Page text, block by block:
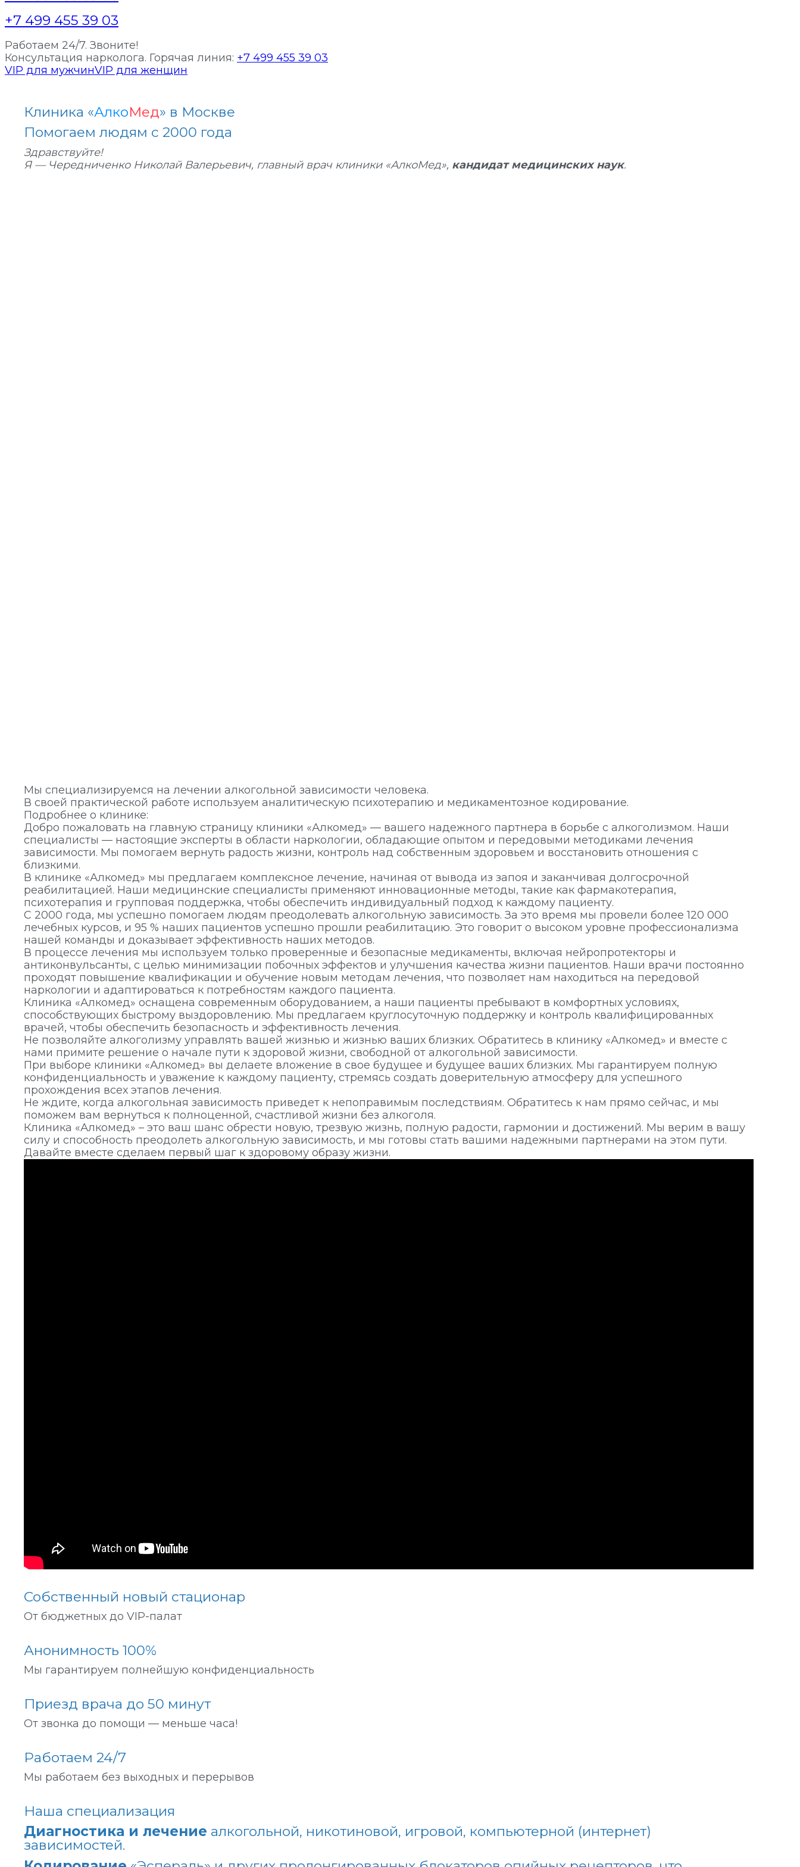
+7 499 455 39 03
Работаем 24/7. Звоните!
Консультация нарколога. Горячая линия: +7 499 455 39 03
VIP для мужчинVIP для женщин
Клиника «АлкоМед» в Москве
Помогаем людям с 2000 года
Здравствуйте!
Я — Чередниченко Николай Валерьевич, главный врач клиники «АлкоМед», кандидат медицинских наук.
Мы специализируемся на лечении алкогольной зависимости человека.
В своей практической работе используем аналитическую психотерапию и медикаментозное кодирование.
Подробнее о клинике:
Добро пожаловать на главную страницу клиники «Алкомед» — вашего надежного партнера в борьбе с алкоголизмом. Наши
специалисты — настоящие эксперты в области наркологии, обладающие опытом и передовыми методиками лечения
зависимости. Мы помогаем вернуть радость жизни, контроль над собственным здоровьем и восстановить отношения с
близкими.
В клинике «Алкомед» мы предлагаем комплексное лечение, начиная от вывода из запоя и заканчивая долгосрочной
реабилитацией. Наши медицинские специалисты применяют инновационные методы, такие как фармакотерапия,
психотерапия и групповая поддержка, чтобы обеспечить индивидуальный подход к каждому пациенту.
С 2000 года, мы успешно помогаем людям преодолевать алкогольную зависимость. За это время мы провели более 120 000
лечебных курсов, и 95 % наших пациентов успешно прошли реабилитацию. Это говорит о высоком уровне профессионализма
нашей команды и доказывает эффективность наших методов.
В процессе лечения мы используем только проверенные и безопасные медикаменты, включая нейропротекторы и
антиконвульсанты, с целью минимизации побочных эффектов и улучшения качества жизни пациентов. Наши врачи постоянно
проходят повышение квалификации и обучение новым методам лечения, что позволяет нам находиться на передовой
наркологии и адаптироваться к потребностям каждого пациента.
Клиника «Алкомед» оснащена современным оборудованием, а наши пациенты пребывают в комфортных условиях,
способствующих быстрому выздоровлению. Мы предлагаем круглосуточную поддержку и контроль квалифицированных
врачей, чтобы обеспечить безопасность и эффективность лечения.
Не позволяйте алкоголизму управлять вашей жизнью и жизнью ваших близких. Обратитесь в клинику «Алкомед» и вместе с
нами примите решение о начале пути к здоровой жизни, свободной от алкогольной зависимости.
При выборе клиники «Алкомед» вы делаете вложение в свое будущее и будущее ваших близких. Мы гарантируем полную
конфиденциальность и уважение к каждому пациенту, стремясь создать доверительную атмосферу для успешного
прохождения всех этапов лечения.
Не ждите, когда алкогольная зависимость приведет к непоправимым последствиям. Обратитесь к нам прямо сейчас, и мы
поможем вам вернуться к полноценной, счастливой жизни без алкоголя.
Клиника «Алкомед» – это ваш шанс обрести новую, трезвую жизнь, полную радости, гармонии и достижений. Мы верим в вашу
силу и способность преодолеть алкогольную зависимость, и мы готовы стать вашими надежными партнерами на этом пути.
Давайте вместе сделаем первый шаг к здоровому образу жизни.
Собственный новый стационар
От бюджетных до VIP-палат
Анонимность 100%
Мы гарантируем полнейшую конфиденциальность
Приезд врача до 50 минут
От звонка до помощи — меньше часа!
Работаем 24/7
Мы работаем без выходных и перерывов
Наша специализация
Диагностика и лечение алкогольной, никотиновой, игровой, компьютерной (интернет)
зависимостей.